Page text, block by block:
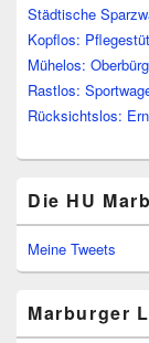
Städtische
Kopflos:
Mühelos:
Rastlos:
Rücksichtslos:
Die HU
Meine Tweets
Marburger